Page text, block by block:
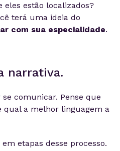
eles estão localizados?
terá uma ideia do
com sua especialidade.
narrativa.
comunicar. Pense que
qual a melhor linguagem a
etapas desse processo.